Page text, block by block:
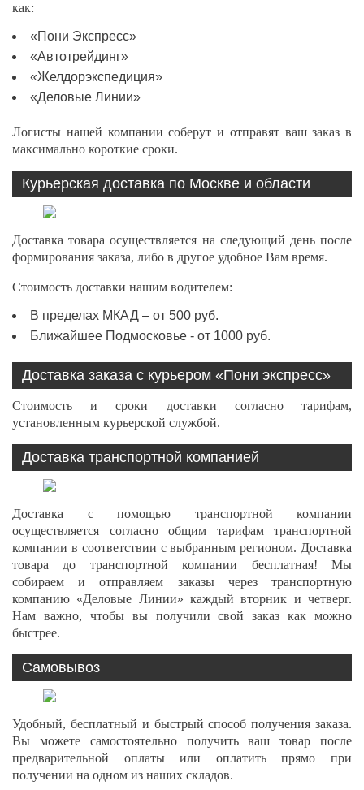
как:
«Пони Экспресс»
«Автотрейдинг»
«Желдорэкспедиция»
«Деловые Линии»
Логисты нашей компании соберут и отправят ваш заказ в
максимально короткие сроки.
Курьерская доставка по Москве и области
Доставка товара осуществляется на следующий день после
формирования заказа, либо в другое удобное Вам время.
Стоимость доставки нашим водителем:
В пределах МКАД – от 500 руб.
Ближайшее Подмосковье - от 1000 руб.
Доставка заказа с курьером «Пони экспресс»
Стоимость и сроки доставки согласно тарифам,
установленным курьерской службой.
Доставка транспортной компанией
Доставка с помощью транспортной компании
осуществляется согласно общим тарифам транспортной
компании в соответствии с выбранным регионом. Доставка
товара до транспортной компании бесплатная! Мы
собираем и отправляем заказы через транспортную
компанию «Деловые Линии» каждый вторник и четверг.
Нам важно, чтобы вы получили свой заказ как можно
быстрее.
Самовывоз
Удобный, бесплатный и быстрый способ получения заказа.
Вы можете самостоятельно получить ваш товар после
предварительной оплаты или оплатить прямо при
получении на одном из наших складов.